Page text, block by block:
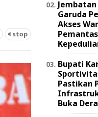
stop
Garuda
Akses
Bupati
Pastikan
Buka